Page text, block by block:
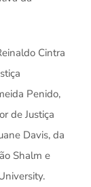
Cintra
Penido,
de Justiça
Davis, da
Shalm e